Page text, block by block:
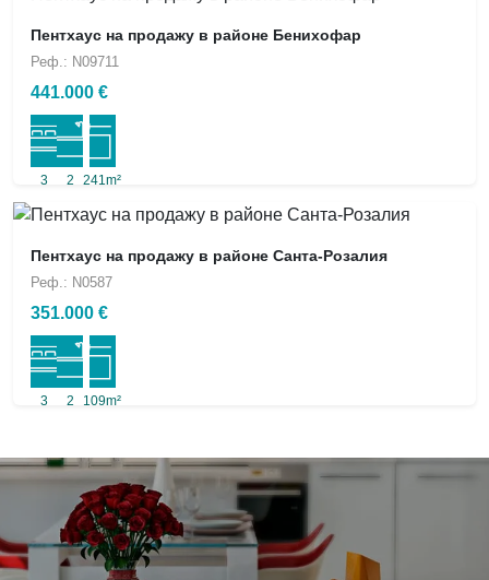
Пентхаус на продажу в районе Бенихофар
Реф.: N09711
441.000 €
3 2 241m²
Пентхаус на продажу в районе Санта-Розалия
Реф.: N0587
351.000 €
3 2 109m²